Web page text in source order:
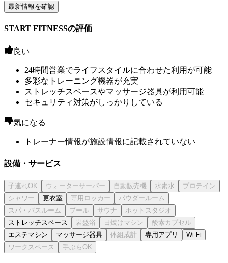
最新情報を確認
START FITNESSの評価
良い
24時間営業でライフスタイルに合わせた利用が可能
多彩なトレーニング機器が充実
ストレッチスペースやマッサージ器具が利用可能
セキュリティ対策がしっかりしている
気になる
トレーナー情報が施設情報に記載されていない
設備・サービス
更衣室
ストレッチスペース
エステマシン
マッサージ器具 専用アプリ Wi-Fi